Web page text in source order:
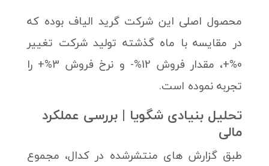
محصول اصلی این شرکت گرید الیاف بوده که
در مقایسه با ماه گذشته تولید شرکت تغییر
0%+، مقدار فروش 12%- و نرخ فروش 3%+ را
تجربه نموده است.
تحلیل بنیادی شگویا | بررسی عملکرد
مالی
طبق گزارش های منتشرشده در کدال، مجموع